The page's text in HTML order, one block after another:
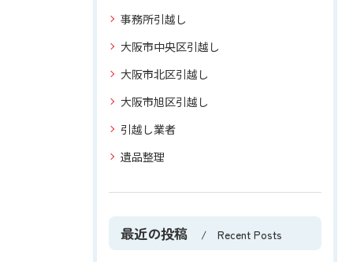
事務所引越し
大阪市中央区引越し
大阪市北区引越し
大阪市旭区引越し
引越し業者
遺品整理
最近の投稿 Recent Posts